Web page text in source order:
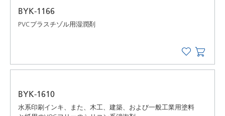
BYK-1166
PVCプラスチゾル用湿潤剤
BYK-1610
水系印刷インキ、また、木工、建築、および一般工業用塗料